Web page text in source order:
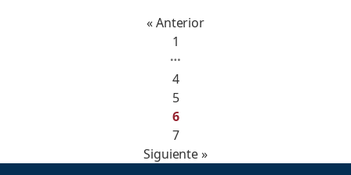
« Anterior
1
…
4
5
6
7
Siguiente »